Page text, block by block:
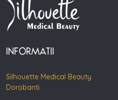
INFORMATII
Silhouette Medical Beauty
Dorobanti